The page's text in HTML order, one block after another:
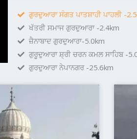
ਗੁਰਦੁਆਰਾ ਸੰਗਤ ਪਾਤਸ਼ਾਹੀ ਪਾਹਲੀ -
ਖੱਤਰੀ ਸਮਾਜ ਗੁਰਦੁਆਰਾ -2.4km
ਜ਼ੈਨਾਬਾਦ ਗੁਰਦੁਆਰਾ-5.0km
ਗੁਰੂਦੁਆਰਾ ਸ਼੍ਰੀ ਚਰਨ ਕਮਲ ਸਾਹਿਬ -
ਗੁਰਦੁਆਰਾ ਨੇਪਾਨਗਰ -25.6km